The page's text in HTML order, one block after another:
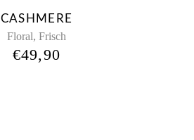
CASHMERE
Floral, Frisch
€49,90